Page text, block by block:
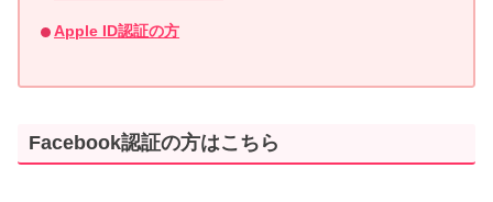
Apple ID認証の方
Facebook認証の方はこちら